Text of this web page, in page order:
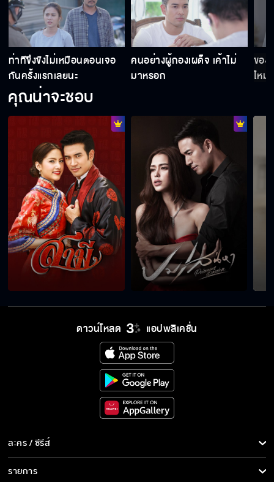
ก่อนจะพูดอะไรเคยรู้ความจริงกันบ้างไหม
ช่วยมาเป็นสายลับของเราให้หน่อย
อย่าเถียงผมสักวันได้ไหม
ปล่อยฉันไปตามเส้นทางของฉัน
มึงจับหลานกูมาขอทานใช่ไหม
คนแบบนี้ไม่สมควรเรียกว่าพ่อ
คุณกำลังอ่อยเจ้าหน้าที่
ช่วยด้วย ตำรวจจับนมประชาชน
ท่าทีขึงขังไม่เหมือนตอนเจอ
กันครั้งแรกเลยนะ
คนอย่างผู้กองเผด็จ เค้าไม่
มาหรอก
ของ
ไหม
คุณน่าจะชอบ
ดาวน์โหลด แอปพลิเคชั่น
ละคร / ซีรีส์
ละคร/ซีรีส์
รายการ